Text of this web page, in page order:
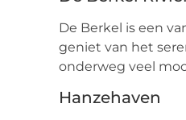
De Berkel is een
geniet van het
onderweg veel
Hanzehaven